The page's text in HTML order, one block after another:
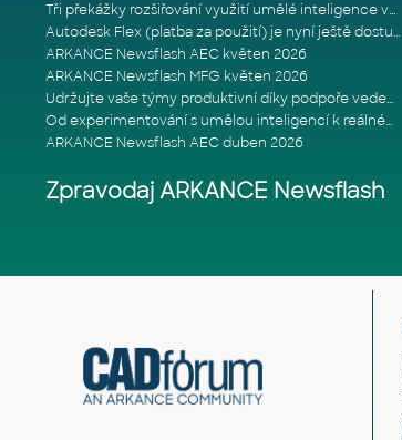
Tři překážky rozšiřování využití umělé inteligence ve stavebním prům
Autodesk Flex (platba za použití) je nyní ještě dostupnější
ARKANCE Newsflash AEC květen 2026
ARKANCE Newsflash MFG květen 2026
Udržujte vaše týmy produktivní díky podpoře vedené odborníky
Od experimentování s umělou inteligencí k reálnému dopadu na podniká
ARKANCE Newsflash AEC duben 2026
Zpravodaj ARKANCE Newsflash